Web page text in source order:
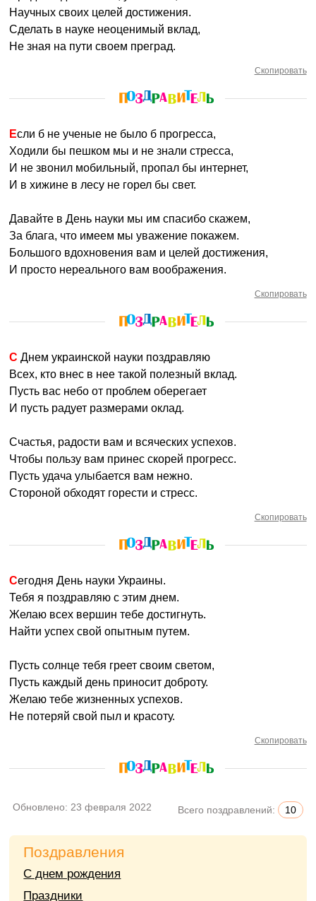
Научных своих целей достижения.
Сделать в науке неоценимый вклад,
Не зная на пути своем преград.
Скопировать
Если б не ученые не было б прогресса,
Ходили бы пешком мы и не знали стресса,
И не звонил мобильный, пропал бы интернет,
И в хижине в лесу не горел бы свет.
Давайте в День науки мы им спасибо скажем,
За блага, что имеем мы уважение покажем.
Большого вдохновения вам и целей достижения,
И просто нереального вам воображения.
Скопировать
С Днем украинской науки поздравляю
Всех, кто внес в нее такой полезный вклад.
Пусть вас небо от проблем оберегает
И пусть радует размерами оклад.
Счастья, радости вам и всяческих успехов.
Чтобы пользу вам принес скорей прогресс.
Пусть удача улыбается вам нежно.
Стороной обходят горести и стресс.
Скопировать
Сегодня День науки Украины.
Тебя я поздравляю с этим днем.
Желаю всех вершин тебе достигнуть.
Найти успех свой опытным путем.
Пусть солнце тебя греет своим светом,
Пусть каждый день приносит доброту.
Желаю тебе жизненных успехов.
Не потеряй свой пыл и красоту.
Скопировать
Обновлено: 23 февраля 2022 Всего поздравлений: 10
Поздравления
С днем рождения
Праздники